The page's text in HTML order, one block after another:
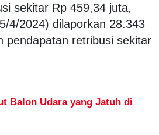
sekitar Rp 459,34 juta,
4/2024) dilaporkan 28.343
pendapatan retribusi sekitar
Balon Udara yang Jatuh di